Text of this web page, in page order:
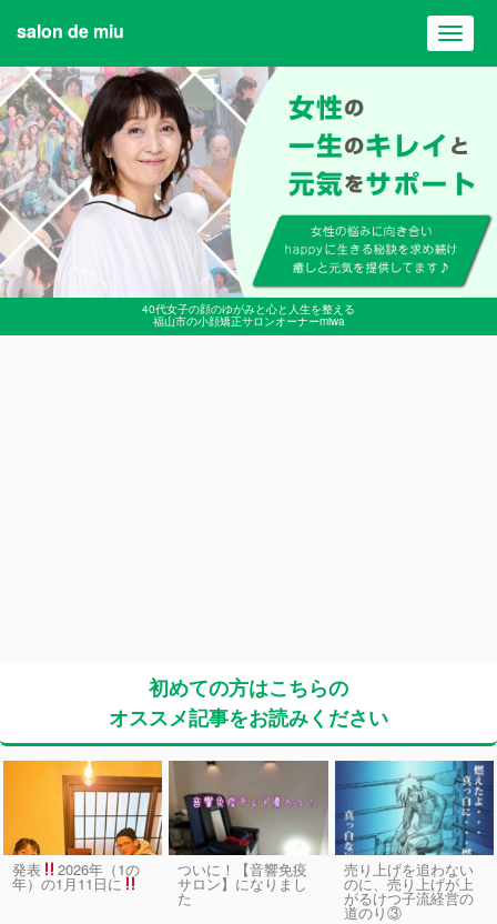
40代女子の顔のゆがみと心と人生を整える
福山市の小顔矯正サロンオーナーmiwa
salon de miu
初めての方はこちらの
オススメ記事をお読みください
発表 2026年（1の
年）の1月11日に
ついに！【音響免疫
サロン】になりまし
た
売り上げを追わない
のに、売り上げが上
がるけつ子流経営の
道のり③